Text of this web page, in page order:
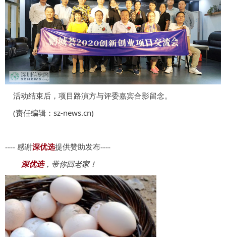
活动结束后，项目路演方与评委嘉宾合影留念。
(责任编辑：sz-news.cn)
---- 感谢深优选提供赞助发布----
深优选，带你回老家！